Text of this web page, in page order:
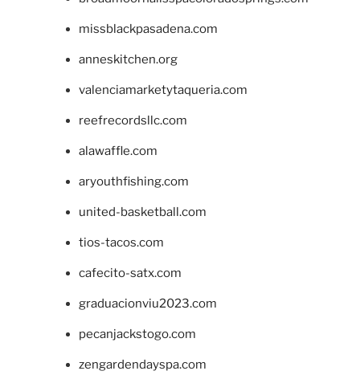
missblackpasadena.com
anneskitchen.org
valenciamarketytaqueria.com
reefrecordsllc.com
alawaffle.com
aryouthfishing.com
united-basketball.com
tios-tacos.com
cafecito-satx.com
graduacionviu2023.com
pecanjackstogo.com
zengardendayspa.com